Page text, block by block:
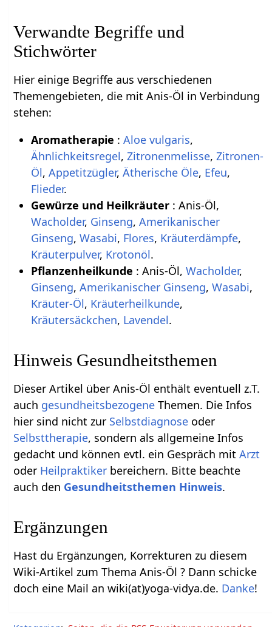
Verwandte Begriffe und
Stichwörter
Hier einige Begriffe aus verschiedenen
Themengebieten, die mit Anis-Öl in Verbindung
stehen:
Aromatherapie : Aloe vulgaris,
Ähnlichkeitsregel, Zitronenmelisse, Zitronen-
Öl, Appetitzügler, Ätherische Öle, Efeu,
Flieder.
Gewürze und Heilkräuter : Anis-Öl,
Wacholder, Ginseng, Amerikanischer
Ginseng, Wasabi, Flores, Kräuterdämpfe,
Kräuterpulver, Krotonöl.
Pflanzenheilkunde : Anis-Öl, Wacholder,
Ginseng, Amerikanischer Ginseng, Wasabi,
Kräuter-Öl, Kräuterheilkunde,
Kräutersäckchen, Lavendel.
Hinweis Gesundheitsthemen
Dieser Artikel über Anis-Öl enthält eventuell z.T.
auch gesundheitsbezogene Themen. Die Infos
hier sind nicht zur Selbstdiagnose oder
Selbsttherapie, sondern als allgemeine Infos
gedacht und können evtl. ein Gespräch mitArzt
oder Heilpraktiker bereichern. Bitte beachte
auch den Gesundheitsthemen Hinweis.
Ergänzungen
Hast du Ergänzungen, Korrekturen zu diesem
Wiki-Artikel zum Thema Anis-Öl ? Dann schicke
doch eine Mail an wiki(at)yoga-vidya.de. Danke!